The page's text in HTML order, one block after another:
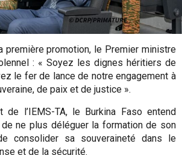
première promotion, le Premier ministre
: « Soyez les dignes héritiers de
le fer de lance de notre engagement à
de paix et de justice ».
de l’IEMS-TA, le Burkina Faso entend
ne plus déléguer la formation de son
consolider sa souveraineté dans le
et de la sécurité.